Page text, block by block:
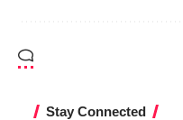
Stay Connected